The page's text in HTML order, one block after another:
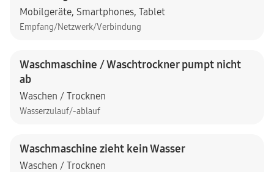
Mobilgeräte, Smartphones, Tablet
Empfang/Netzwerk/Verbindung
Waschmaschine / Waschtrockner pumpt nicht
ab
Waschen / Trocknen
Wasserzulauf/-ablauf
Waschmaschine zieht kein Wasser
Waschen / Trocknen